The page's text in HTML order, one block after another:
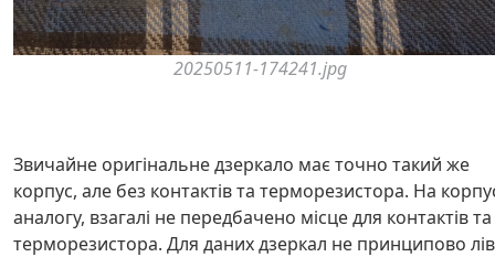
20250511-174241.jpg
Звичайне оригінальне дзеркало має точно такий же
корпус, але без контактів та терморезистора. На
аналогу, взагалі не передбачено місце для контактів та
терморезистора. Для даних дзеркал не принципово